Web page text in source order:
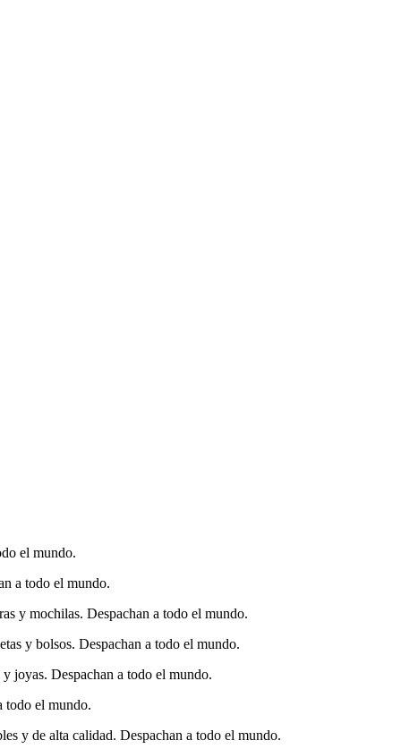
el mundo.
a todo el mundo.
y mochilas. Despachan a todo el mundo.
y bolsos. Despachan a todo el mundo.
joyas. Despachan a todo el mundo.
todo el mundo.
y de alta calidad. Despachan a todo el mundo.